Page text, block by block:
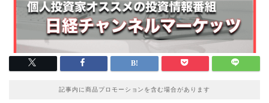
記事内に商品プロモーションを含む場合があります